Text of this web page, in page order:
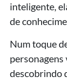
inteligente,
de
Num toque
personagens
descobrindo